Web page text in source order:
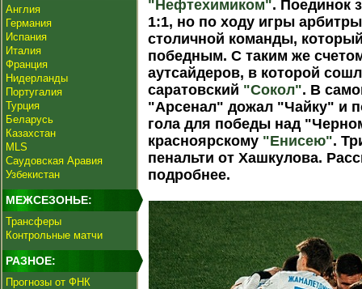
Англия
Германия
Испания
Италия
Франция
Нидерланды
Португалия
Турция
Беларусь
Казахстан
MLS
Саудовская Аравия
Узбекистан
МЕЖСЕЗОНЬЕ:
Трансферы
Контрольные матчи
РАЗНОЕ:
Прогнозы от ФНК
"Нефтехимиком". Поединок
1:1, но по ходу игры
столичной команды,
победным. С таким же
аутсайдеров, в которой
саратовский "Сокол". В
"Арсенал" дожал "Чайку" и
гола для победы над
красноярскому "Енисею".
пенальти от Хашкулова.
подробнее.